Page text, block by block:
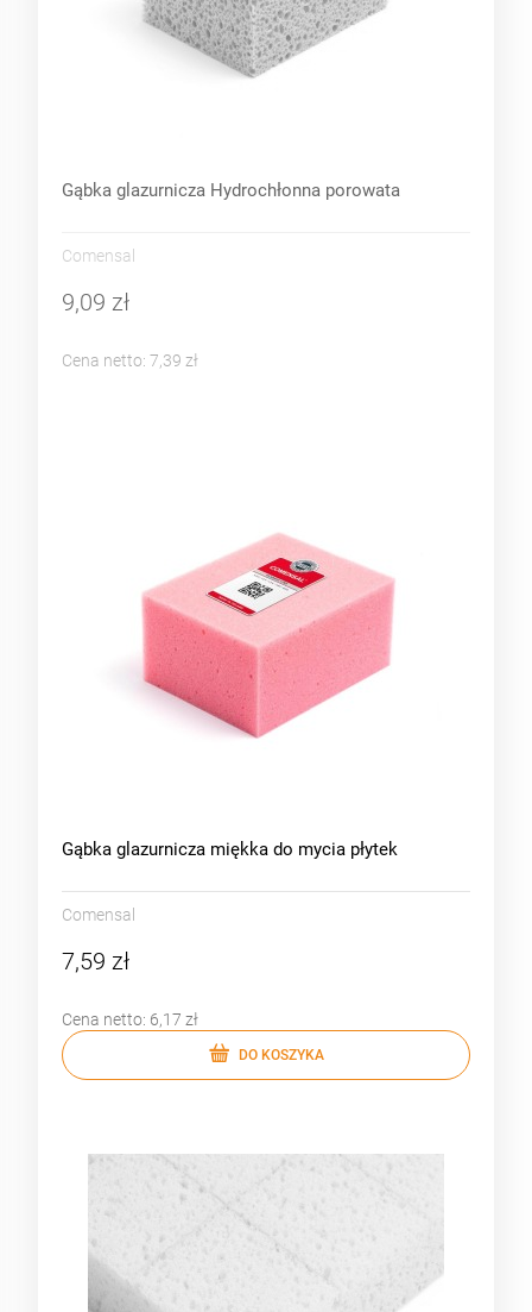
Gąbka glazurnicza Hydrochłonna porowata
Comensal
9,09 zł
Cena netto: 7,39 zł
Gąbka glazurnicza miękka do mycia płytek
Comensal
7,59 zł
Cena netto: 6,17 zł
DO KOSZYKA